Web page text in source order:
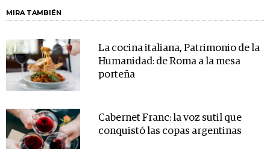
MIRA TAMBIÉN
La cocina italiana, Patrimonio de la
Humanidad: de Roma a la mesa
porteña
Cabernet Franc: la voz sutil que
conquistó las copas argentinas